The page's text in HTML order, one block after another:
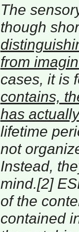
The
though
from
cases, it is
contains,
has
lifetime
not
Instead,
mind.[2]
of the
contained